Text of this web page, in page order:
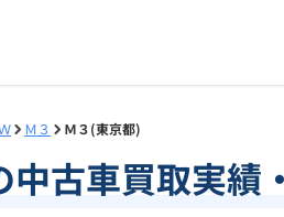
Ｍ３ Ｍ３(東京都)
中古車買取実績